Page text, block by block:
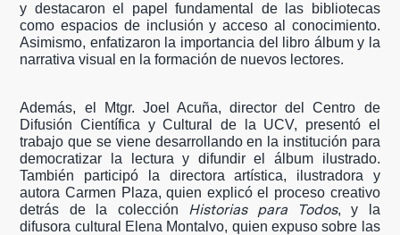
y destacaron el papel fundamental de las bibliotecas
como espacios de inclusión y acceso al conocimiento.
Asimismo, enfatizaron la importancia del libro álbum y la
narrativa visual en la formación de nuevos lectores.
Además, el Mtgr. Joel Acuña, director del Centro de
Difusión Científica y Cultural de la UCV, presentó el
trabajo que se viene desarrollando en la institución para
democratizar la lectura y difundir el álbum ilustrado.
También participó la directora artística, ilustradora y
autora Carmen Plaza, quien explicó el proceso creativo
detrás de la colección Historias para Todos, y la
difusora cultural Elena Montalvo, quien expuso sobre las